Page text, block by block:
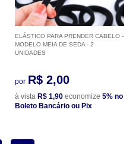
ELÁSTICO PARA PRENDER CABELO -
MODELO MEIA DE SEDA - 2
UNIDADES
por R$ 2,00
à vista R$ 1,90 economize 5% no
Boleto Bancário ou Pix